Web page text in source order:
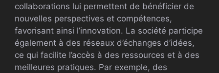
collaborations lui permettent de bénéficier de
nouvelles perspectives et compétences,
favorisant ainsi l’innovation. La société participe
également à des réseaux d’échanges d’idées,
ce qui facilite l’accès à des ressources et à des
meilleures pratiques. Par exemple, des